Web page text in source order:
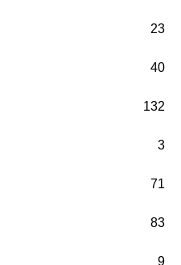
23
40
132
3
71
83
9